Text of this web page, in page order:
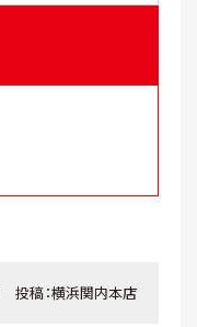
投稿：横浜関内本店